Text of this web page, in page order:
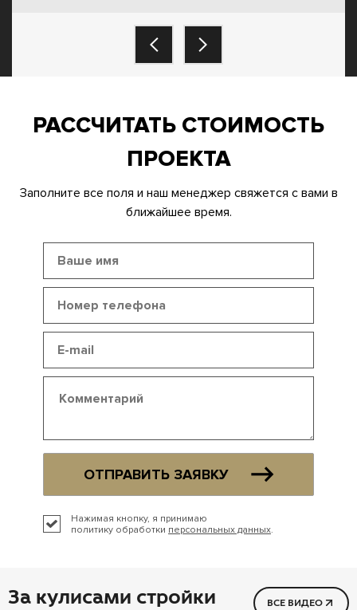
РАССЧИТАТЬ СТОИМОСТЬ
ПРОЕКТА
Заполните все поля и наш менеджер свяжется с вами в
ближайшее время.
ОТПРАВИТЬ ЗАЯВКУ
Нажимая кнопку, я принимаю
политику обработки персональных данных.
За кулисами стройки ВСЕ ВИДЕО